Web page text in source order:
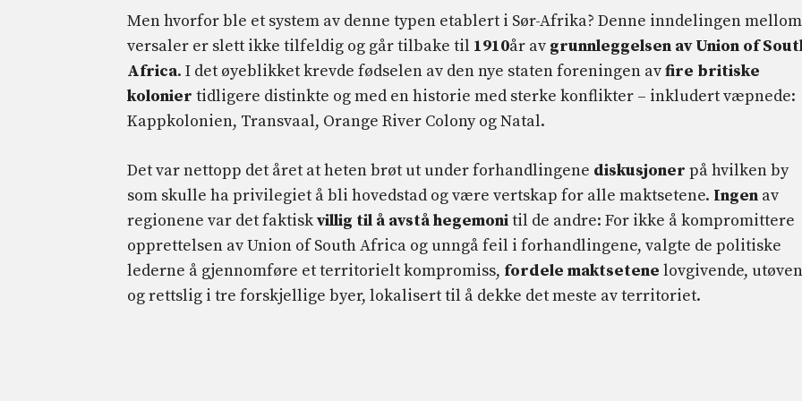
Men hvorfor ble et system av denne typen etablert i Sør-Afrika? Denne inndelingen mellom
versaler er slett ikke tilfeldig og går tilbake til 1910år av grunnleggelsen av Union of
Africa. I det øyeblikket krevde fødselen av den nye staten foreningen avfire britiske
kolonier tidligere distinkte og med en historie med sterke konflikter – inkludert væpnede:
Kappkolonien, Transvaal, Orange River Colony og Natal.
Det var nettopp det året at heten brøt ut under forhandlingene diskusjoner på hvilken by
som skulle ha privilegiet å bli hovedstad og være vertskap for alle maktsetene. Ingen av
regionene var det faktiskvillig til å avstå hegemonitil de andre: For ikke å kompromittere
opprettelsen av Union of South Africa og unngå feil i forhandlingene, valgte de politiske
lederne å gjennomføre et territorielt kompromiss, fordele maktsetene lovgivende,
og rettslig i tre forskjellige byer, lokalisert til å dekke det meste av territoriet.